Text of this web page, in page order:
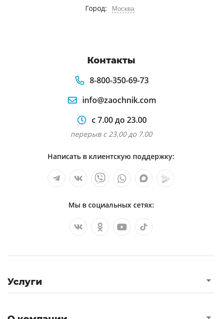
Город: Москва
Контакты
8-800-350-69-73
info@zaochnik.com
с 7.00 до 23.00
перерыв с 23.00 до 7.00
Написать в клиентскую поддержку:
Мы в социальных сетях:
Услуги